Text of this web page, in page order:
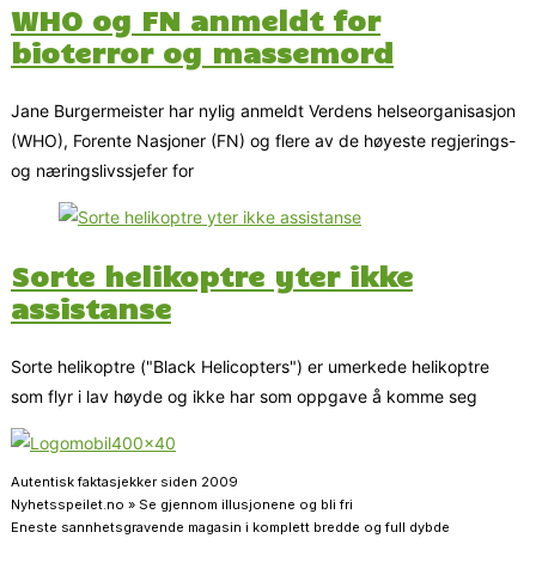
WHO og FN anmeldt for
bioterror og massemord
Jane Burgermeister har nylig anmeldt Verdens helseorganisasjon
(WHO), Forente Nasjoner (FN) og flere av de høyeste regjerings-
og næringslivssjefer for
Sorte helikoptre yter ikke
assistanse
Sorte helikoptre ("Black Helicopters") er umerkede helikoptre
som flyr i lav høyde og ikke har som oppgave å komme seg
Autentisk faktasjekker siden 2009
Nyhetsspeilet.no » Se gjennom illusjonene og bli fri
Eneste sannhetsgravende magasin i komplett bredde og full dybde